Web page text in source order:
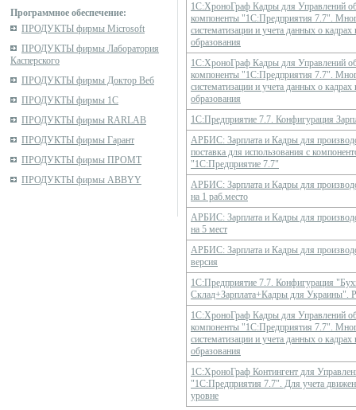
Программное обеспечение:
ПРОДУКТЫ фирмы Microsoft
ПРОДУКТЫ фирмы Лаборатория
Касперского
ПРОДУКТЫ фирмы Доктор Веб
ПРОДУКТЫ фирмы 1С
ПРОДУКТЫ фирмы RARLAB
ПРОДУКТЫ фирмы Гарант
ПРОДУКТЫ фирмы ПРОМТ
ПРОДУКТЫ фирмы ABBYY
1С:ХроноГраф Кадры для Управлений
компоненты "1С:Предприятия 7.7".
систематизации и учета данных о
образования
1С:ХроноГраф Кадры для Управлений
компоненты "1С:Предприятия 7.7".
систематизации и учета данных о
образования
1С:Предприятие 7.7. Конфигурация
АРБИС: Зарплата и Кадры для
поставка для использования с
"1С:Предприятие 7.7"
АРБИС: Зарплата и Кадры для
на 1 раб.место
АРБИС: Зарплата и Кадры для
на 5 мест
АРБИС: Зарплата и Кадры для
версия
1С:Предприятие 7.7. Конфигурация
Склад+Зарплата+Кадры для Украины".
1С:ХроноГраф Кадры для Управлений
компоненты "1С:Предприятия 7.7".
систематизации и учета данных о
образования
1С:ХроноГраф Контингент для
"1С:Предприятия 7.7". Для учета
уровне